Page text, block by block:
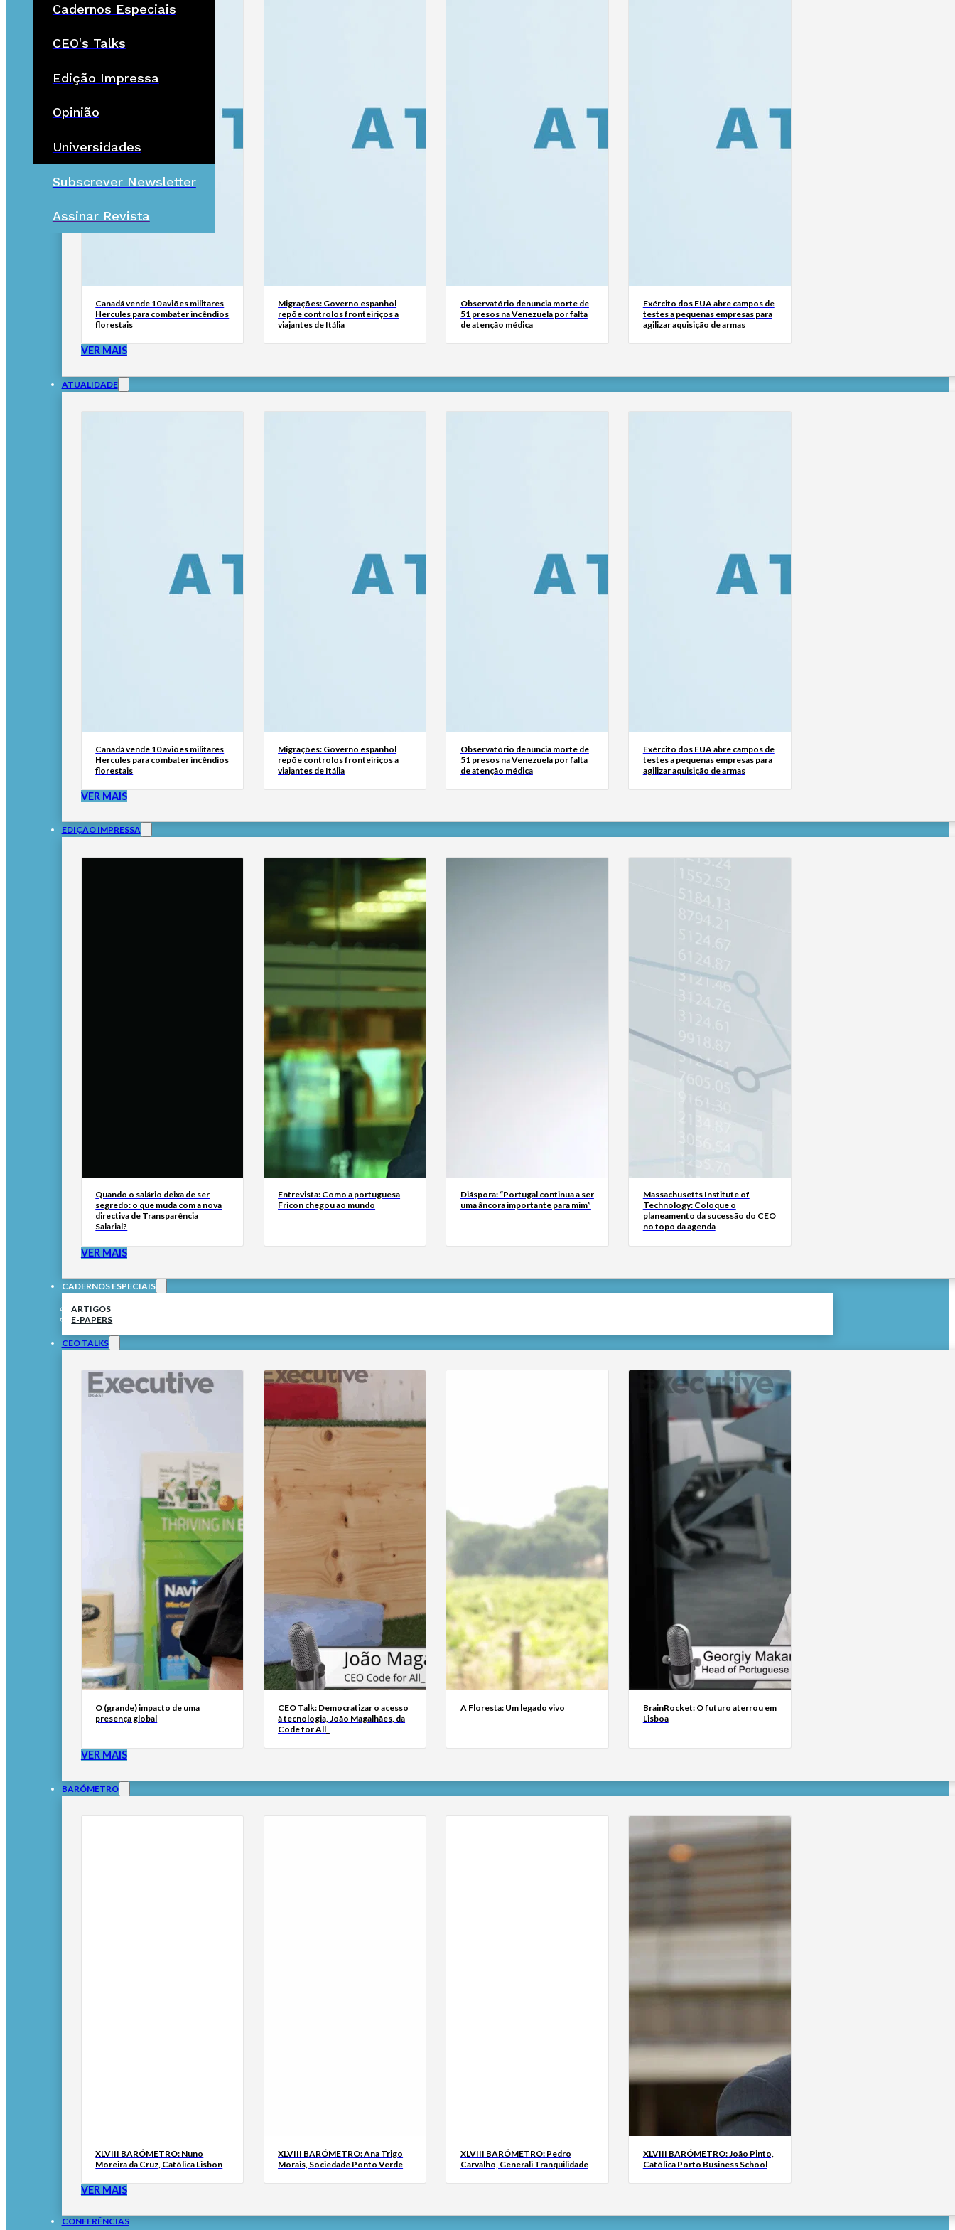
Cadernos Especiais
CEO's Talks
Edição Impressa
Opinião
Universidades
Subscrever Newsletter
Assinar Revista
Canadá vende 10 aviões militares
Hercules para combater incêndios
florestais
Migrações: Governo espanhol
repõe controlos fronteiriços a
viajantes de Itália
Observatório denuncia morte de
51 presos na Venezuela por falta
de atenção médica
Exército dos EUA abre campos de
testes a pequenas empresas para
agilizar aquisição de armas
VER MAIS
ATUALIDADE
Canadá vende 10 aviões militares
Hercules para combater incêndios
florestais
Migrações: Governo espanhol
repõe controlos fronteiriços a
viajantes de Itália
Observatório denuncia morte de
51 presos na Venezuela por falta
de atenção médica
Exército dos EUA abre campos de
testes a pequenas empresas para
agilizar aquisição de armas
VER MAIS
EDIÇÃO IMPRESSA
Quando o salário deixa de ser
segredo: o que muda com a nova
directiva de Transparência
Salarial?
Entrevista: Como a portuguesa
Fricon chegou ao mundo
Diáspora: “Portugal continua a ser
uma âncora importante para mim”
Massachusetts Institute of
Technology: Coloque o
planeamento da sucessão do CEO
no topo da agenda
VER MAIS
CADERNOS ESPECIAIS
ARTIGOS
E-PAPERS
CEO TALKS
O (grande) impacto de uma
presença global
CEO Talk: Democratizar o acesso
à tecnologia, João Magalhães, da
Code for All_
A Floresta: Um legado vivo
BrainRocket: O futuro aterrou em
Lisboa
VER MAIS
BARÓMETRO
XLVIII BARÓMETRO: Nuno
Moreira da Cruz, Católica Lisbon
XLVIII BARÓMETRO: Ana Trigo
Morais, Sociedade Ponto Verde
XLVIII BARÓMETRO: Pedro
Carvalho, Generali Tranquilidade
XLVIII BARÓMETRO: João Pinto,
Católica Porto Business School
VER MAIS
CONFERÊNCIAS